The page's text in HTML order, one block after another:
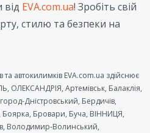
від EVA.com.ua! Зробіть свій
стилю та безпеки на
та автокилимків EVA.com.ua здійснює
ОЛЕКСАНДРІЯ, Артемівськ, Балаклія,
Дністровський, Бердичів,
Боярка, Бровари, Буча, ВІННИЦЯ,
Володимир-Волинський,